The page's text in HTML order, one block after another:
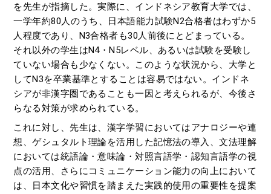
を先生が指摘した。実際に、インドネシア教育大学では、
一学年約80人のうち、日本語能力試験N2合格者はわずか5
人程度であり、N3合格者も30人前後にとどまっている。
それ以外の学生はN4・N5レベル、あるいは試験を受験し
ていない場合も少なくない。このような状況から、大学と
してN3を卒業基準とすることは容易ではない。インドネ
シアが非漢字圏であることも一因と考えられるが、今後さ
らなる対策が求められている。
これに対し、先生は、漢字学習においてはアナロジーや連
想、ゲシュタルト理論を活用した記憶法の導入、文法理解
においては統語論・意味論・対照言語学・認知言語学の視
点の活用、さらにコミュニケーション能力の向上において
は、日本文化や習慣を踏まえた実践的使用の重要性を提案